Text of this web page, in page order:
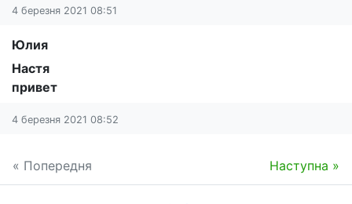
4 березня 2021 08:51
Юлия
Настя
привет
4 березня 2021 08:52
« Попередня Наступна »